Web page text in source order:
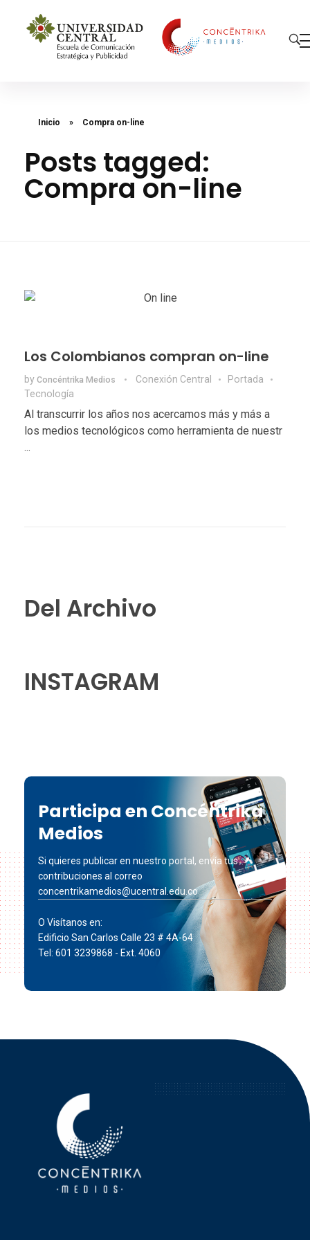
Inicio » Compra on-line
Posts tagged:
Compra on-line
Los Colombianos compran on-line
by Concéntrika Medios Conexión Central
Portada
Tecnologí­a
Al transcurrir los años nos acercamos más y más a
los medios tecnológicos como herramienta de nuestr
...
Del Archivo
INSTAGRAM
Participa en Concéntrika
Medios
Si quieres publicar en nuestro portal, envía tus
contribuciones al correo
concentrikamedios@ucentral.edu.co
O Visítanos en:
Edificio San Carlos Calle 23 # 4A-64
Tel: 601 3239868 - Ext. 4060